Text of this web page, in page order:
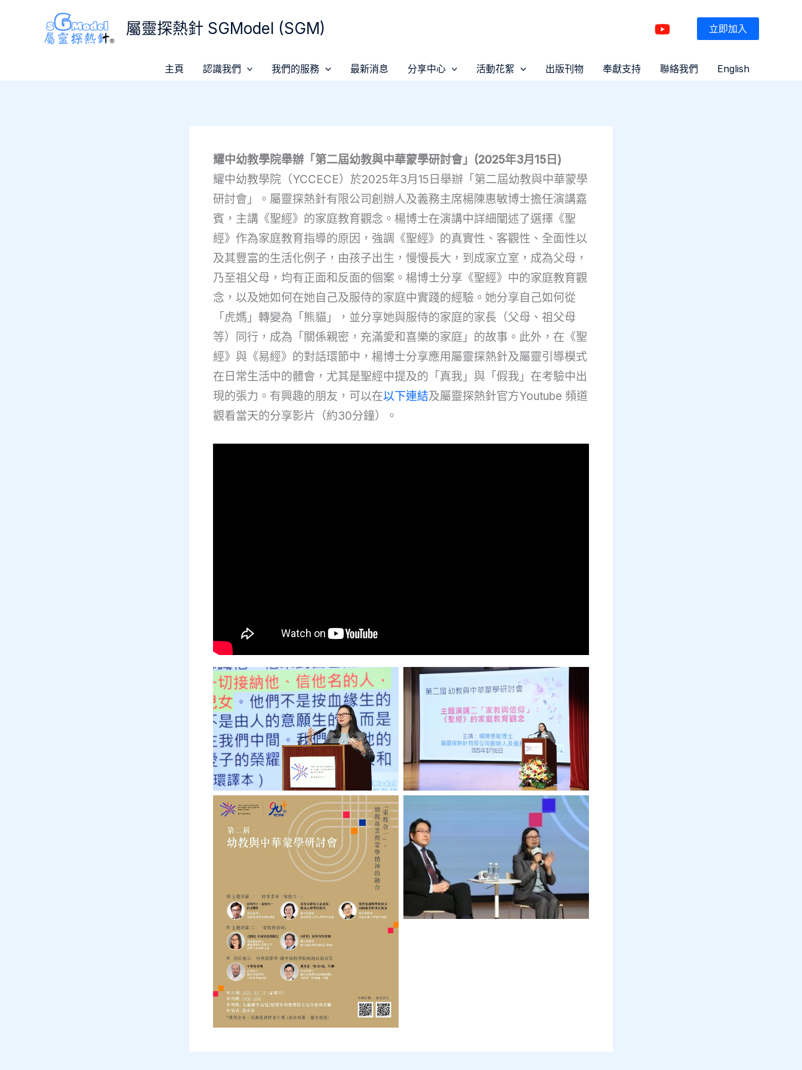
屬靈探熱針 SGModel (SGM) 立即加入
主頁 認識我們 我們的服務 最新消息 分享中心 活動花絮 出版刊物 奉獻支持 聯絡我們 English
耀中幼教學院舉辦「第二屆幼教與中華蒙學研討會」(2025年3月15日)
耀中幼教學院（YCCECE）於2025年3月15日舉辦「第二屆幼教與中華蒙學
研討會」。屬靈探熱針有限公司創辦人及義務主席楊陳惠敏博士擔任演講嘉
賓，主講《聖經》的家庭教育觀念。楊博士在演講中詳細闡述了選擇《聖
經》作為家庭教育指導的原因，強調《聖經》的真實性、客觀性、全面性以
及其豐富的生活化例子，由孩子出生，慢慢長大，到成家立室，成為父母，
乃至祖父母，均有正面和反面的個案。楊博士分享《聖經》中的家庭教育觀
念，以及她如何在她自己及服侍的家庭中實踐的經驗。她分享自己如何從
「虎媽」轉變為「熊貓」，並分享她與服侍的家庭的家長（父母、祖父母
等）同行，成為「關係親密，充滿愛和喜樂的家庭」的故事。此外，在《聖
經》與《易經》的對話環節中，楊博士分享應用屬靈探熱針及屬靈引導模式
在日常生活中的體會，尤其是聖經中提及的「真我」與「假我」在考驗中出
現的張力。有興趣的朋友，可以在以下連結及屬靈探熱針官方Youtube 頻道
觀看當天的分享影片（約30分鐘）。